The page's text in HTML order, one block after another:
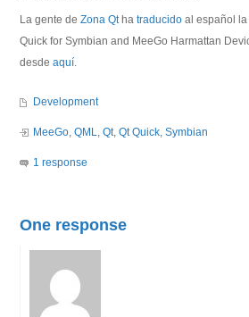
La gente deZona Qthatraducido al español
Quick for Symbian and MeeGo Harmattan
desdeaquí
Development
MeeGo ,QML ,Qt,Qt Quick ,Symbian
1 response
One response